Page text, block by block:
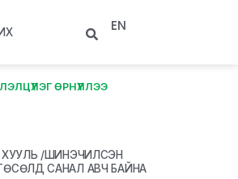
EN
ӨРНҮҮЛЛЭЭ
ХУУЛЬ /ШИНЭЧИЛСЭН
САНАЛ АВЧ БАЙНА